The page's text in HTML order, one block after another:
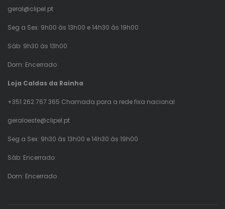
geral@clipel.pt
Seg a Sex: 9h00 às 13h00 e 14h30 às 19h00
Sáb: 9h30 às 13h00
Dom: Encerrado
Loja Caldas da Rainha
+351 262 767 365 Chamada para a rede fixa nacional
geraloeste@clipel.pt
Seg a Sex: 9h30 às 13h00 e 14h30 às 19h00
Sáb: Encerrado
Dom: Encerrado